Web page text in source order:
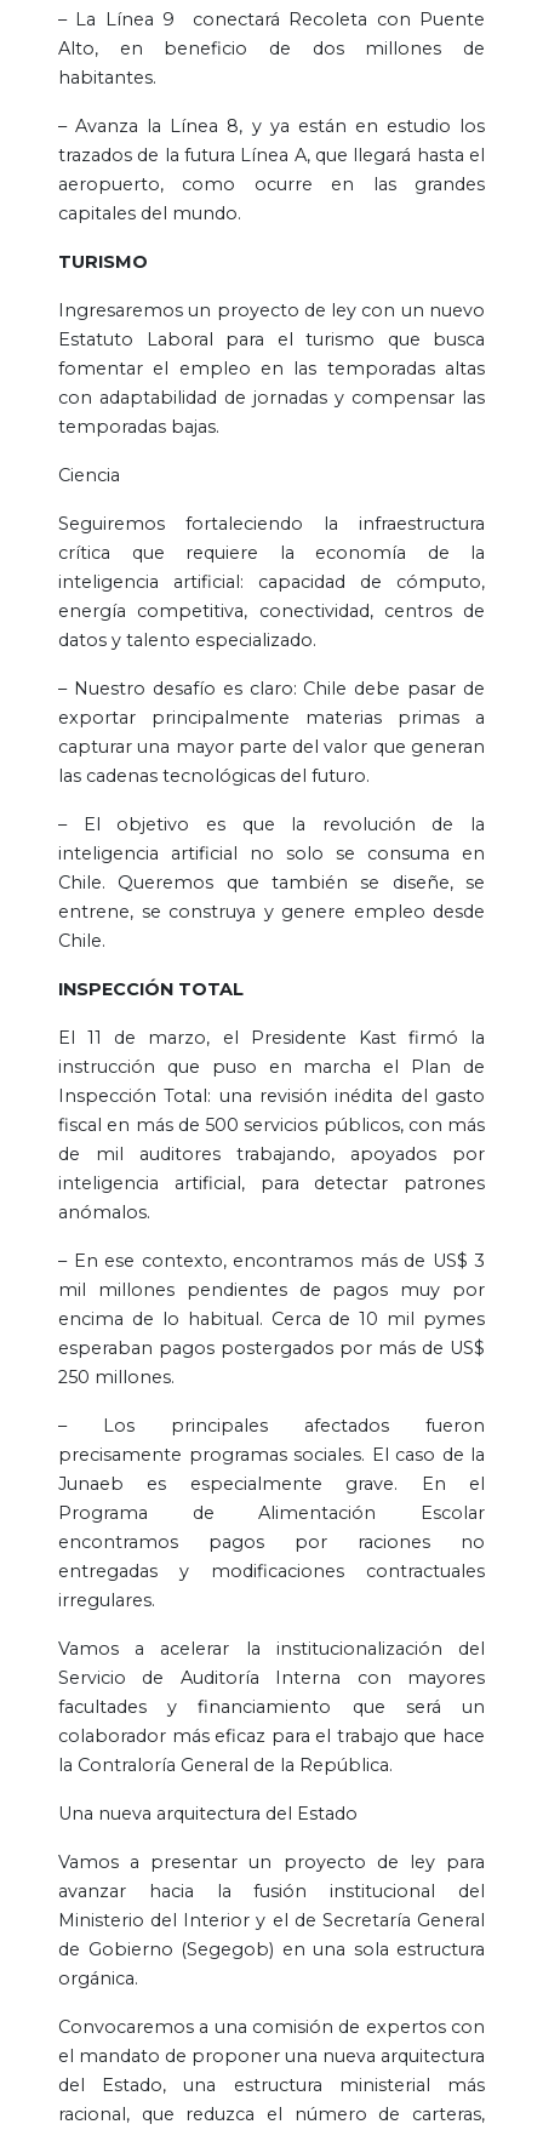
– La Línea 9 conectará Recoleta con Puente
Alto, en beneficio de dos millones de
habitantes.
– Avanza la Línea 8, y ya están en estudio los
trazados de la futura Línea A, que llegará hasta el
aeropuerto, como ocurre en las grandes
capitales del mundo.
TURISMO
Ingresaremos un proyecto de ley con un nuevo
Estatuto Laboral para el turismo que busca
fomentar el empleo en las temporadas altas
con adaptabilidad de jornadas y compensar las
temporadas bajas.
Ciencia
Seguiremos fortaleciendo la infraestructura
crítica que requiere la economía de la
inteligencia artificial: capacidad de cómputo,
energía competitiva, conectividad, centros de
datos y talento especializado.
– Nuestro desafío es claro: Chile debe pasar de
exportar principalmente materias primas a
capturar una mayor parte del valor que generan
las cadenas tecnológicas del futuro.
– El objetivo es que la revolución de la
inteligencia artificial no solo se consuma en
Chile. Queremos que también se diseñe, se
entrene, se construya y genere empleo desde
Chile.
INSPECCIÓN TOTAL
El 11 de marzo, el Presidente Kast firmó la
instrucción que puso en marcha el Plan de
Inspección Total: una revisión inédita del gasto
fiscal en más de 500 servicios públicos, con más
de mil auditores trabajando, apoyados por
inteligencia artificial, para detectar patrones
anómalos.
– En ese contexto, encontramos más de US$ 3
mil millones pendientes de pagos muy por
encima de lo habitual. Cerca de 10 mil pymes
esperaban pagos postergados por más de US$
250 millones.
– Los principales afectados fueron
precisamente programas sociales. El caso de la
Junaeb es especialmente grave. En el
Programa de Alimentación Escolar
encontramos pagos por raciones no
entregadas y modificaciones contractuales
irregulares.
Vamos a acelerar la institucionalización del
Servicio de Auditoría Interna con mayores
facultades y financiamiento que será un
colaborador más eficaz para el trabajo que hace
la Contraloría General de la República.
Una nueva arquitectura del Estado
Vamos a presentar un proyecto de ley para
avanzar hacia la fusión institucional del
Ministerio del Interior y el de Secretaría General
de Gobierno (Segegob) en una sola estructura
orgánica.
Convocaremos a una comisión de expertos con
el mandato de proponer una nueva arquitectura
del Estado, una estructura ministerial más
racional, que reduzca el número de carteras,